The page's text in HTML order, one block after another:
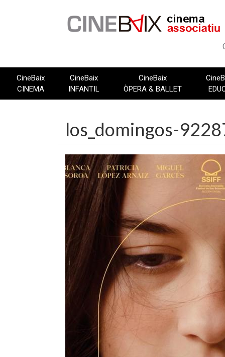
CineBaix
CINEMA
CineBaix
INFANTIL
CineBaix
ÒPERA & BALLET
los_domingos-